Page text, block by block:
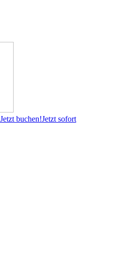
Jetzt buchen!Jetzt sofort